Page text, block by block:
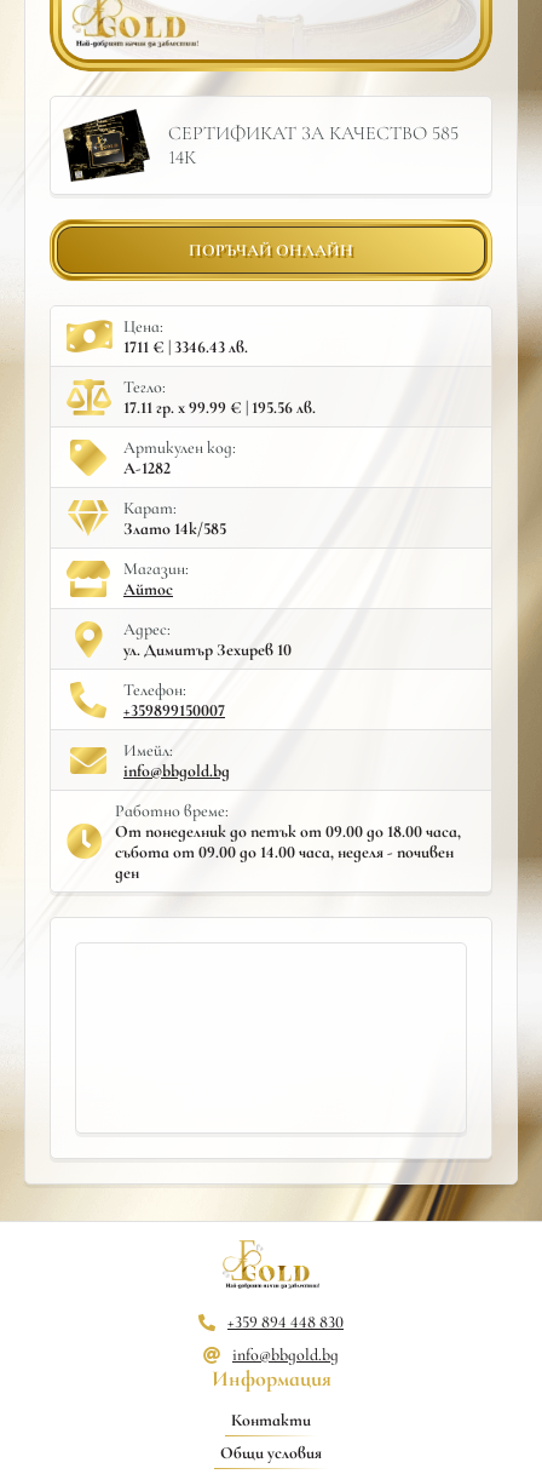
СЕРТИФИКАТ ЗА КАЧЕСТВО 585
14К
ПОРЪЧАЙ ОНЛАЙН
Цена:
1711 € | 3346.43 лв.
Тегло:
17.11 гр. x 99.99 € | 195.56 лв.
Артикулен код:
A-1282
Карат:
Злато 14к/585
Mагазин:
Айтос
Адрес:
ул. Димитър Зехирев 10
Телефон:
+359899150007
Имейл:
info@bbgold.bg
Работно време:
От понеделник до петък от 09.00 до 18.00 часа,
събота от 09.00 до 14.00 часа, неделя - почивен
ден
+359 894 448 830
info@bbgold.bg
Информация
Контакти
Общи условия